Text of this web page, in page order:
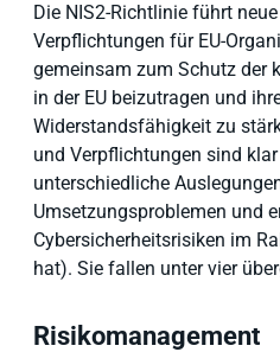
Die NIS2-Richtlinie führt
Verpflichtungen für EU-
gemeinsam zum Schutz der
in der EU beizutragen und
Widerstandsfähigkeit zu
und Verpflichtungen sind
unterschiedliche
Umsetzungsproblemen und
Cybersicherheitsrisiken im
hat). Sie fallen unter vier
Risikomanagement